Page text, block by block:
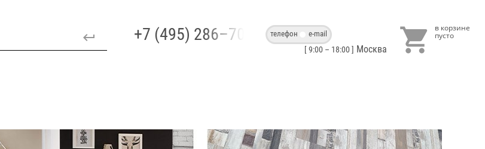
+7 (495) 286–70–40телефон e-mail
[ 9:00 – 18:00 ] Москва 